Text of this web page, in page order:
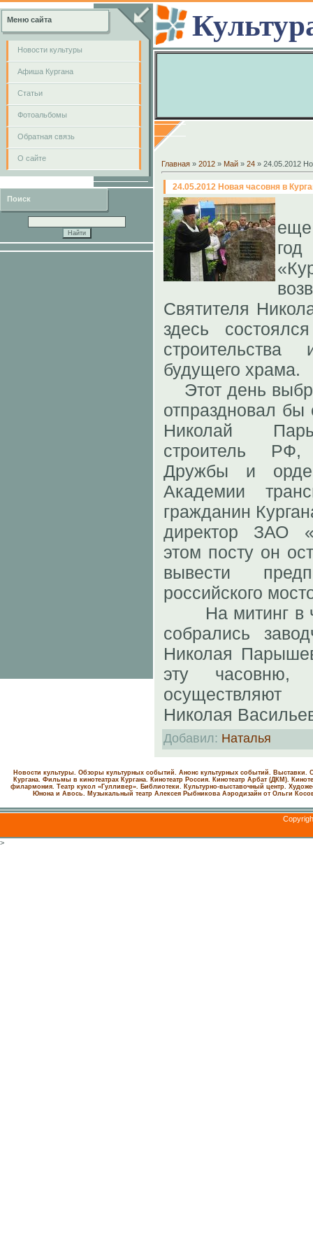
Меню сайта
Новости культуры
Афиша Кургана
Cтатьи
Фотоальбомы
Обратная связь
О сайте
Поиск
Главная » 2012 » Май » 24 » 24.05.2012
24.05.2012 Новая часовня в
год
Святителя
здесь
будущего храма.
Этот день
отпраздновал
Николай
строитель РФ,
Дружбы и
Академии
гражданин
директор ЗАО
этом посту он
вывести
российского
На митинг в
собрались
Николая
эту часовню,
осуществляют
Николая
Добавил: Наталья
Новости культуры. Обзоры культурных событий. Анонс культурных событий. Выставки.
Кургана. Фильмы в кинотеатрах Кургана.
Кинотеатр Россия. Кинотеатр Арбат (ДКМ).
филармония. Театр кукол «Гулливер». Библиотеки. Культурно-выставочный центр.
Юнона и Авось. Музыкальный театр Алексея Рыбникова Аэродизайн от Ольги
>